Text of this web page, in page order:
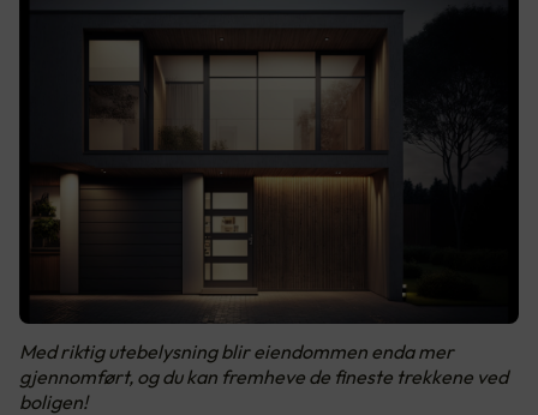
Med riktig utebelysning blir eiendommen enda mer
gjennomført, og du kan fremheve de fineste trekkene ved
boligen!